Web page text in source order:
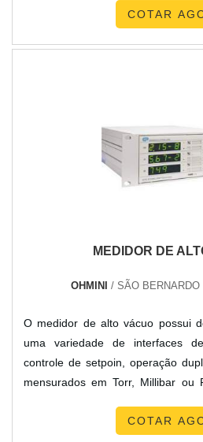
pesquisar auto transformador a
tenham produtos e serviços
excelente custo-benefício,
despercebidos e podem gerar
e durabilidade dos materiais,
suas funções adequadamente.
Transformadores ter se tornado
em uma empresa que entrega
qualidade. Alguns desses
especializada; Profissionais com
de atuação; Equipe de alta
qualidade onde são realizadas
COTAR
MEDIDOR DE
OHMINI / SÃO
O medidor de alto vácuo possui
uma variedade de interfaces
controle de setpoin, operação
mensurados em Torr, Millibar ou
medidor de alto vácuo Além dessas características, o
COTAR